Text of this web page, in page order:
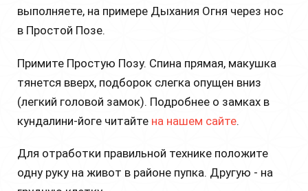
выполняете, на примере Дыхания Огня через нос
в Простой Позе.
Примите Простую Позу. Спина прямая, макушка
тянется вверх, подборок слегка опущен вниз
(легкий головой замок). Подробнее о замках в
кундалини-йоге читайте на нашем сайте.
Для отработки правильной технике положите
одну руку на живот в районе пупка. Другую - на